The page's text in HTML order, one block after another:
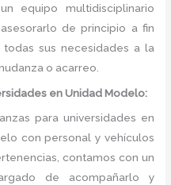
equipo multidisciplinario
de principio a fin
sus necesidades a la
o acarreo.
en Unidad Modelo:
para universidades en
con personal y vehículos
contamos con un
de acompañarlo y